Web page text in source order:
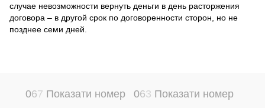
случае невозможности вернуть деньги в день расторжения
договора – в другой срок по договоренности сторон, но не
позднее семи дней.
067 Показати номер 063 Показати номер